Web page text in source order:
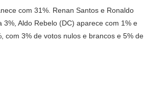
com 31%. Renan Santos e Ronaldo
Aldo Rebelo (DC) aparece com 1% e
com 3% de votos nulos e brancos e 5% de